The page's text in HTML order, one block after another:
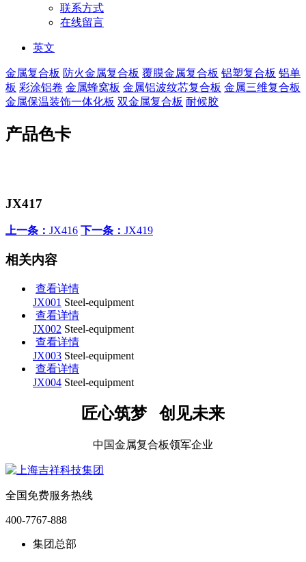
联系方式
在线留言
英文
金属复合板 防火金属复合板 覆膜金属复合板 铝塑复合板 铝单
板 彩涂铝卷 金属蜂窝板 金属铝波纹芯复合板 金属三维复合板
金属保温装饰一体化板 双金属复合板 耐候胶
产品色卡
JX417
上一条： JX416 下一条： JX419
相关内容
查看详情
JX001 Steel-equipment
查看详情
JX002 Steel-equipment
查看详情
JX003 Steel-equipment
查看详情
JX004 Steel-equipment
匠心筑梦 创见未来
中国金属复合板领军企业
全国免费服务热线
400-7767-888
集团总部